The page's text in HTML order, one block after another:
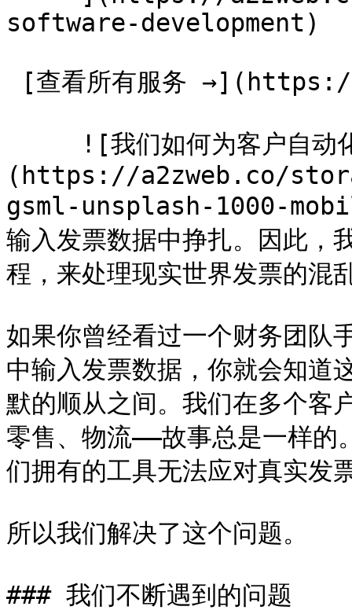
software-development)
(https://a2zweb.co/
gsml-unsplash-1000-
输入发票数据中挣扎。因此，
程，来处理现实世界发票的
如果你曾经看过一个财务团队
中输入发票数据，你就会知道
默的顺从之间。我们在多个客
零售、物流——故事总是一样的
们拥有的工具无法应对真实发
所以我们解决了这个问题。
### 我们不断遇到的问题